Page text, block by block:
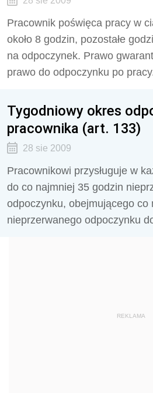
Pracownik poświęca pracy w
około 8 godzin, pozostałe
na odpoczynek. Prawo
prawo do odpoczynku po
Tygodniowy okres
pracownika (art. 133)
28 sie 2009
Pracownikowi przysługuje w
do co najmniej 35 godzin
odpoczynku, obejmującego co
nieprzerwanego odpoczynku
REKLAMA